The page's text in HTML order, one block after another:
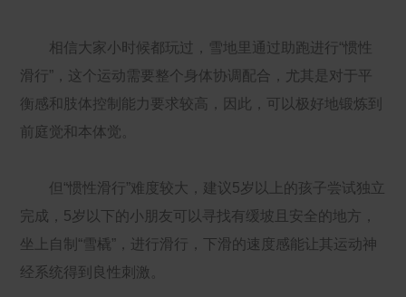
相信大家小时候都玩过，雪地里通过助跑进行“惯性
滑行”，这个运动需要整个身体协调配合，尤其是对于平
衡感和肢体控制能力要求较高，因此，可以极好地锻炼到
前庭觉和本体觉。
但“惯性滑行”难度较大，建议5岁以上的孩子尝试独立
完成，5岁以下的小朋友可以寻找有缓坡且安全的地方，
坐上自制“雪橇”，进行滑行，下滑的速度感能让其运动神
经系统得到良性刺激。